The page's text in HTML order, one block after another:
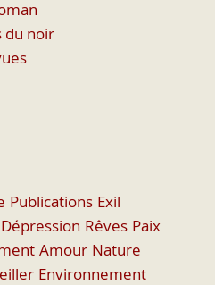
du noir
Publications Exil
Dépression Rêves Paix
Amour Nature
Environnement